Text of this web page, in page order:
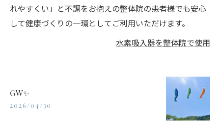
れやすくい」と不調をお抱えの整体院の患者様でも安心
して健康づくりの一環としてご利用いただけます。
水素吸入器を整体院で使用
GW✨
2026/04/30